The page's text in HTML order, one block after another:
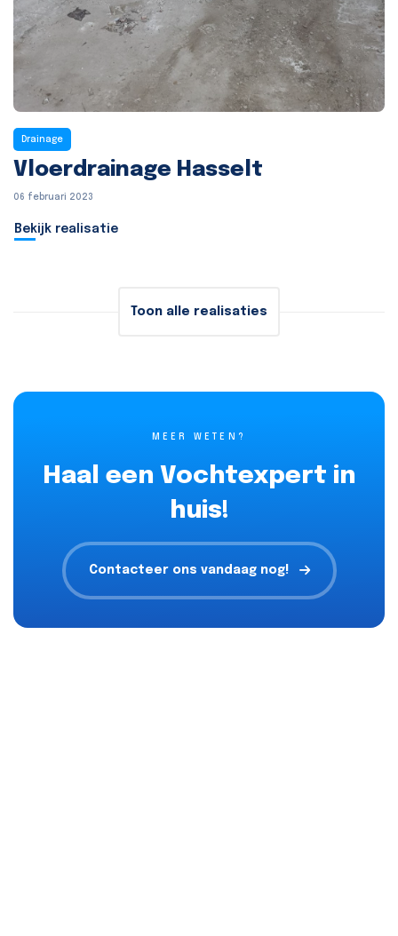
Drainage
Vloerdrainage Hasselt
06 februari 2023
Bekijk realisatie
Toon alle realisaties
MEER WETEN?
Haal een Vochtexpert in
huis!
Contacteer ons vandaag nog!